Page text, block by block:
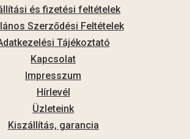
és fizetési feltételek
Szerződési Feltételek
Tájékoztató
Kapcsolat
Impresszum
Hírlevél
Üzleteink
Kiszállítás, garancia